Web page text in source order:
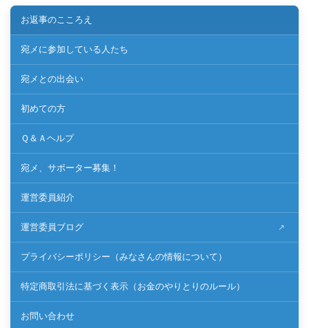
お返事のこころえ
宛メに参加している人たち
宛メとの出会い
初めての方
Ｑ＆Ａヘルプ
宛メ、サポーター募集！
運営委員紹介
運営委員ブログ
プライバシーポリシー（みなさんの情報について）
特定商取引法に基づく表示（お金のやりとりのルール）
お問い合わせ